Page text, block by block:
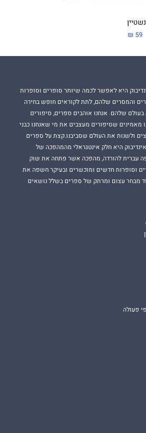
59 ₪
היא לאפשר לכמה שיותר סופרים וסופרות
והמסרים שלהם, לתת לקוראים חופש בחירה
שלהם. אנחנו אוהבים ספרים, סיפורים
מאמינים שסיפורים מעצבים את מי שאנחנו כבני
ולשנות את העולם שסביבנו.קצת על ספרים
היא חלק אינטגראלי מהמהפכה של
עברית להורדה, מהפכה אשר פתחה את שוק
וסופרות חדשים ומוכשרים ובעיקר חשפה את
מבחר עצום ומרתק של ספרים בשלל נושאים
פעולה